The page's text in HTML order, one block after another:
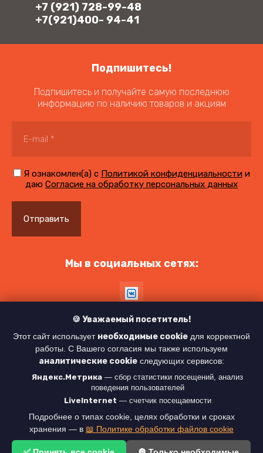
+7 (921) 728-99-48
+7(921)400- 94-41
Подпишитесь!
Подпишитесь и получайте самую последнюю
информацию по наличию товаров и акциям
Я ознакомлен(а) с Политикой конфиденциальностии
даю Согласие на обработку персональных данных
Отправить
Мы в социальных сетях:
© 2021 - 2026
Политика конфиденциальности
svarkaspb24.ru — создание интернет-магазина
студия Мегагрупп
🍪 Уважаемый посетитель!
Этот сайт использует необходимые cookie для корректной
работы. С Вашего согласия мы также используем
аналитические cookie следующих сервисов:
Яндекс.Метрика — сбор статистики посещений, анализ
поведения пользователей
LiveInternet — счетчик посещаемости
Подробнее о типах cookie, целях обработки и сроках
хранения — в 📖 Политике обработки файлов cookie